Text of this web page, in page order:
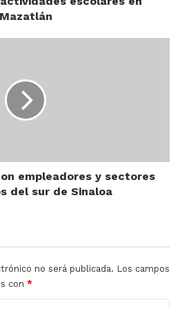
Mazatlán
empleadores y sectores
del sur de Sinaloa
no será publicada. Los campos
con *